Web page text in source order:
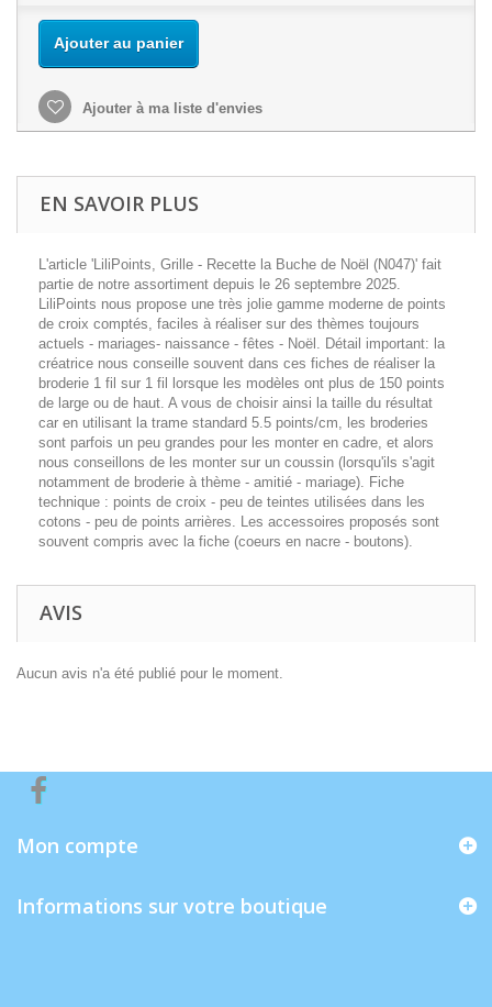
Ajouter au panier
Ajouter à ma liste d'envies
EN SAVOIR PLUS
L'article 'LiliPoints, Grille - Recette la Buche de Noël (N047)' fait
partie de notre assortiment depuis le 26 septembre 2025.
LiliPoints nous propose une très jolie gamme moderne de points
de croix comptés, faciles à réaliser sur des thèmes toujours
actuels - mariages- naissance - fêtes - Noël. Détail important: la
créatrice nous conseille souvent dans ces fiches de réaliser la
broderie 1 fil sur 1 fil lorsque les modèles ont plus de 150 points
de large ou de haut. A vous de choisir ainsi la taille du résultat
car en utilisant la trame standard 5.5 points/cm, les broderies
sont parfois un peu grandes pour les monter en cadre, et alors
nous conseillons de les monter sur un coussin (lorsqu'ils s'agit
notamment de broderie à thème - amitié - mariage). Fiche
technique : points de croix - peu de teintes utilisées dans les
cotons - peu de points arrières. Les accessoires proposés sont
souvent compris avec la fiche (coeurs en nacre - boutons).
AVIS
Aucun avis n'a été publié pour le moment.
Mon compte
Informations sur votre boutique